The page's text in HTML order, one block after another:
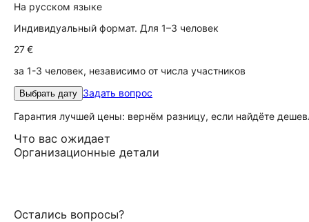
На русском языке
Индивидуальный формат. Для 1–3 человек
27 €
за 1-3 человек, независимо от числа участников
Выбрать дату Задать вопрос
Гарантия лучшей цены: вернём разницу, если найдёте
Что вас ожидает
Организационные детали
Остались вопросы?